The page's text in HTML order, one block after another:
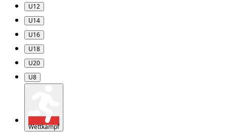
U12
U14
U16
U18
U20
U8
Wettkampf